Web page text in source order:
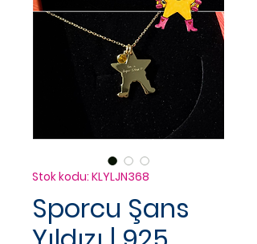
Stok kodu: KLYLJN368
Sporcu Şans